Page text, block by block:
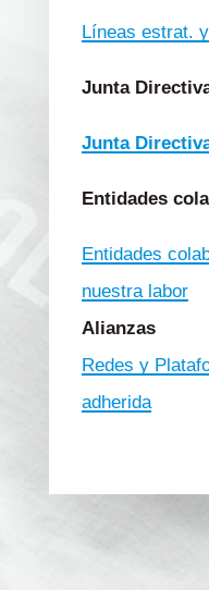
Líneas estrat.
Junta
Junta
Entidades
Entidades
nuestra labor
Alianzas
Redes y
adherida